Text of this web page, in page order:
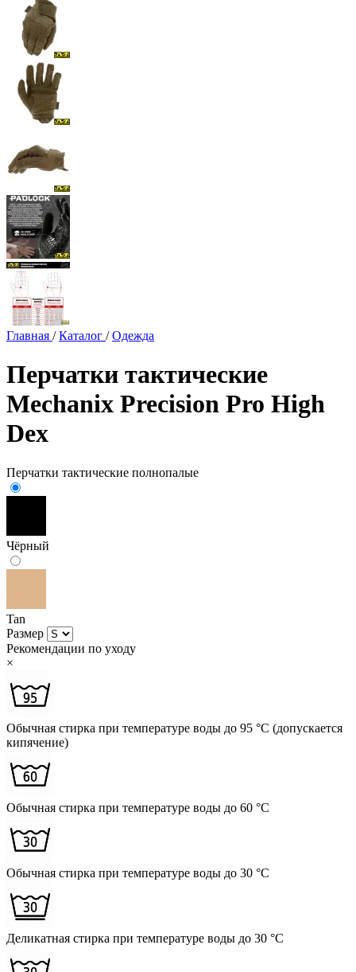
Главная / Каталог / Одежда
Перчатки тактические
Mechanix Precision Pro High
Dex
Перчатки тактические полнопалые
Чёрный
Tan
Размер
Рекомендации по уходу
×
Обычная стирка при температуре воды до 95 °C (допускается
кипячение)
Обычная стирка при температуре воды до 60 °C
Обычная стирка при температуре воды до 30 °C
Деликатная стирка при температуре воды до 30 °C